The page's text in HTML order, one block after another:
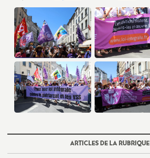
ARTICLES DE LA RUBRIQUE